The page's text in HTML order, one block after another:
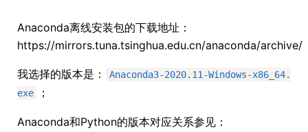
Anaconda离线安装包的下载地址：
https://mirrors.tuna.tsinghua.edu.cn/anaconda/archive/
我选择的版本是：
Anaconda3-2020.11-Windows-x86_64.
exe
；
Anaconda和Python的版本对应关系参见：